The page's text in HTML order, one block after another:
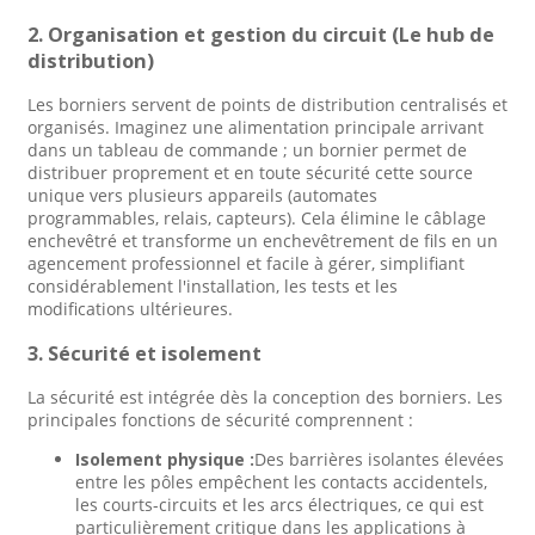
2. Organisation et gestion du circuit (Le hub de
distribution)
Les borniers servent de points de distribution centralisés et
organisés. Imaginez une alimentation principale arrivant
dans un tableau de commande ; un bornier permet de
distribuer proprement et en toute sécurité cette source
unique vers plusieurs appareils (automates
programmables, relais, capteurs). Cela élimine le câblage
enchevêtré et transforme un enchevêtrement de fils en un
agencement professionnel et facile à gérer, simplifiant
considérablement l'installation, les tests et les
modifications ultérieures.
3. Sécurité et isolement
La sécurité est intégrée dès la conception des borniers. Les
principales fonctions de sécurité comprennent :
Isolement physique :Des barrières isolantes élevées
entre les pôles empêchent les contacts accidentels,
les courts-circuits et les arcs électriques, ce qui est
particulièrement critique dans les applications à